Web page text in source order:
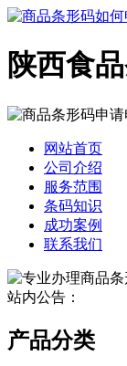
陕西食
网站首页
公司介绍
服务范围
条码知识
成功案例
联系我们
站内公告：
产品分类